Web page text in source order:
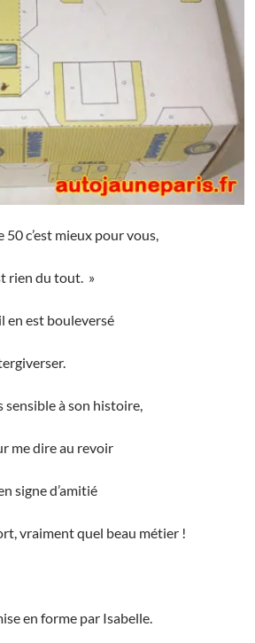
50 c’est mieux pour vous,
rien du tout. »
en est bouleversé
sensible à son histoire,
me dire au revoir
signe d’amitié
vraiment quel beau métier !
en forme par Isabelle.